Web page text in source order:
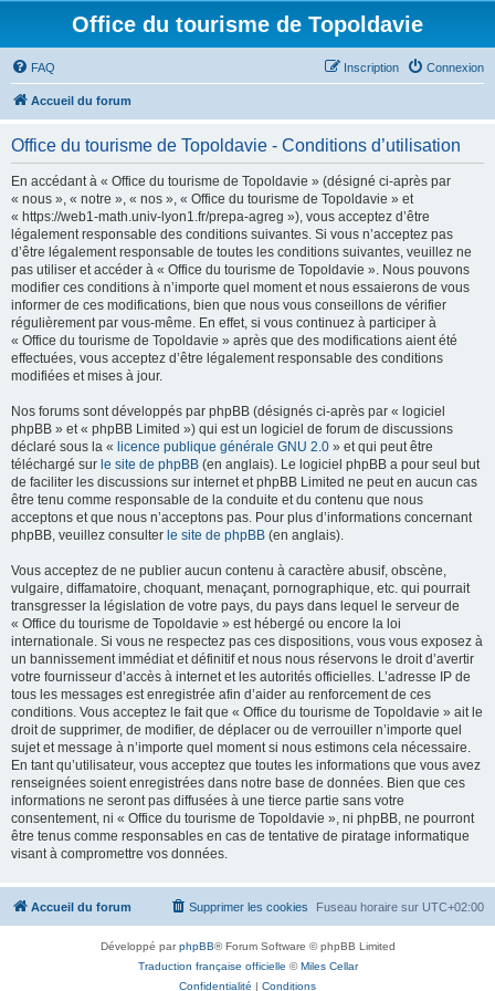
Office du tourisme de Topoldavie
FAQ Connexion
Inscription
Accueil du forum
Office du tourisme de Topoldavie - Conditions d’utilisation
En accédant à « Office du tourisme de Topoldavie » (désigné ci-après par
« nous », « notre », « nos », « Office du tourisme de Topoldavie » et
« https://web1-math.univ-lyon1.fr/prepa-agreg »), vous acceptez d’être
légalement responsable des conditions suivantes. Si vous n’acceptez pas
d’être légalement responsable de toutes les conditions suivantes, veuillez ne
pas utiliser et accéder à « Office du tourisme de Topoldavie ». Nous pouvons
modifier ces conditions à n’importe quel moment et nous essaierons de vous
informer de ces modifications, bien que nous vous conseillons de vérifier
régulièrement par vous-même. En effet, si vous continuez à participer à
« Office du tourisme de Topoldavie » après que des modifications aient été
effectuées, vous acceptez d’être légalement responsable des conditions
modifiées et mises à jour.
Nos forums sont développés par phpBB (désignés ci-après par « logiciel
phpBB » et « phpBB Limited ») qui est un logiciel de forum de discussions
déclaré sous la « licence publique générale GNU 2.0 » et qui peut être
téléchargé sur le site de phpBB (en anglais). Le logiciel phpBB a pour seul but
de faciliter les discussions sur internet et phpBB Limited ne peut en aucun cas
être tenu comme responsable de la conduite et du contenu que nous
acceptons et que nous n’acceptons pas. Pour plus d’informations concernant
phpBB, veuillez consulter le site de phpBB (en anglais).
Vous acceptez de ne publier aucun contenu à caractère abusif, obscène,
vulgaire, diffamatoire, choquant, menaçant, pornographique, etc. qui pourrait
transgresser la législation de votre pays, du pays dans lequel le serveur de
« Office du tourisme de Topoldavie » est hébergé ou encore la loi
internationale. Si vous ne respectez pas ces dispositions, vous vous exposez à
un bannissement immédiat et définitif et nous nous réservons le droit d’avertir
votre fournisseur d’accès à internet et les autorités officielles. L’adresse IP de
tous les messages est enregistrée afin d’aider au renforcement de ces
conditions. Vous acceptez le fait que « Office du tourisme de Topoldavie » ait le
droit de supprimer, de modifier, de déplacer ou de verrouiller n’importe quel
sujet et message à n’importe quel moment si nous estimons cela nécessaire.
En tant qu’utilisateur, vous acceptez que toutes les informations que vous avez
renseignées soient enregistrées dans notre base de données. Bien que ces
informations ne seront pas diffusées à une tierce partie sans votre
consentement, ni « Office du tourisme de Topoldavie », ni phpBB, ne pourront
être tenus comme responsables en cas de tentative de piratage informatique
visant à compromettre vos données.
Accueil du forum Fuseau horaire sur UTC+02:00
Supprimer les cookies
Développé parphpBB® Forum Software © phpBB Limited
Traduction française officielle ©Miles Cellar
Confidentialité | Conditions